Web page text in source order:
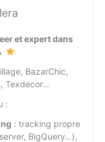
et expert dans
BazarChic,
Texdecor…
:
: tracking propre
BigQuery…),